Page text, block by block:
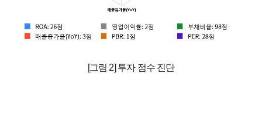
[그림 2] 투자 점수 진단